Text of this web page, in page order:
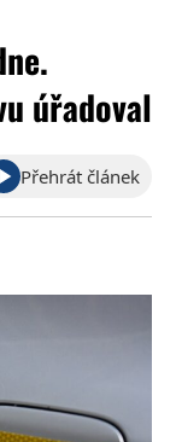
úřadoval
Přehrát článek